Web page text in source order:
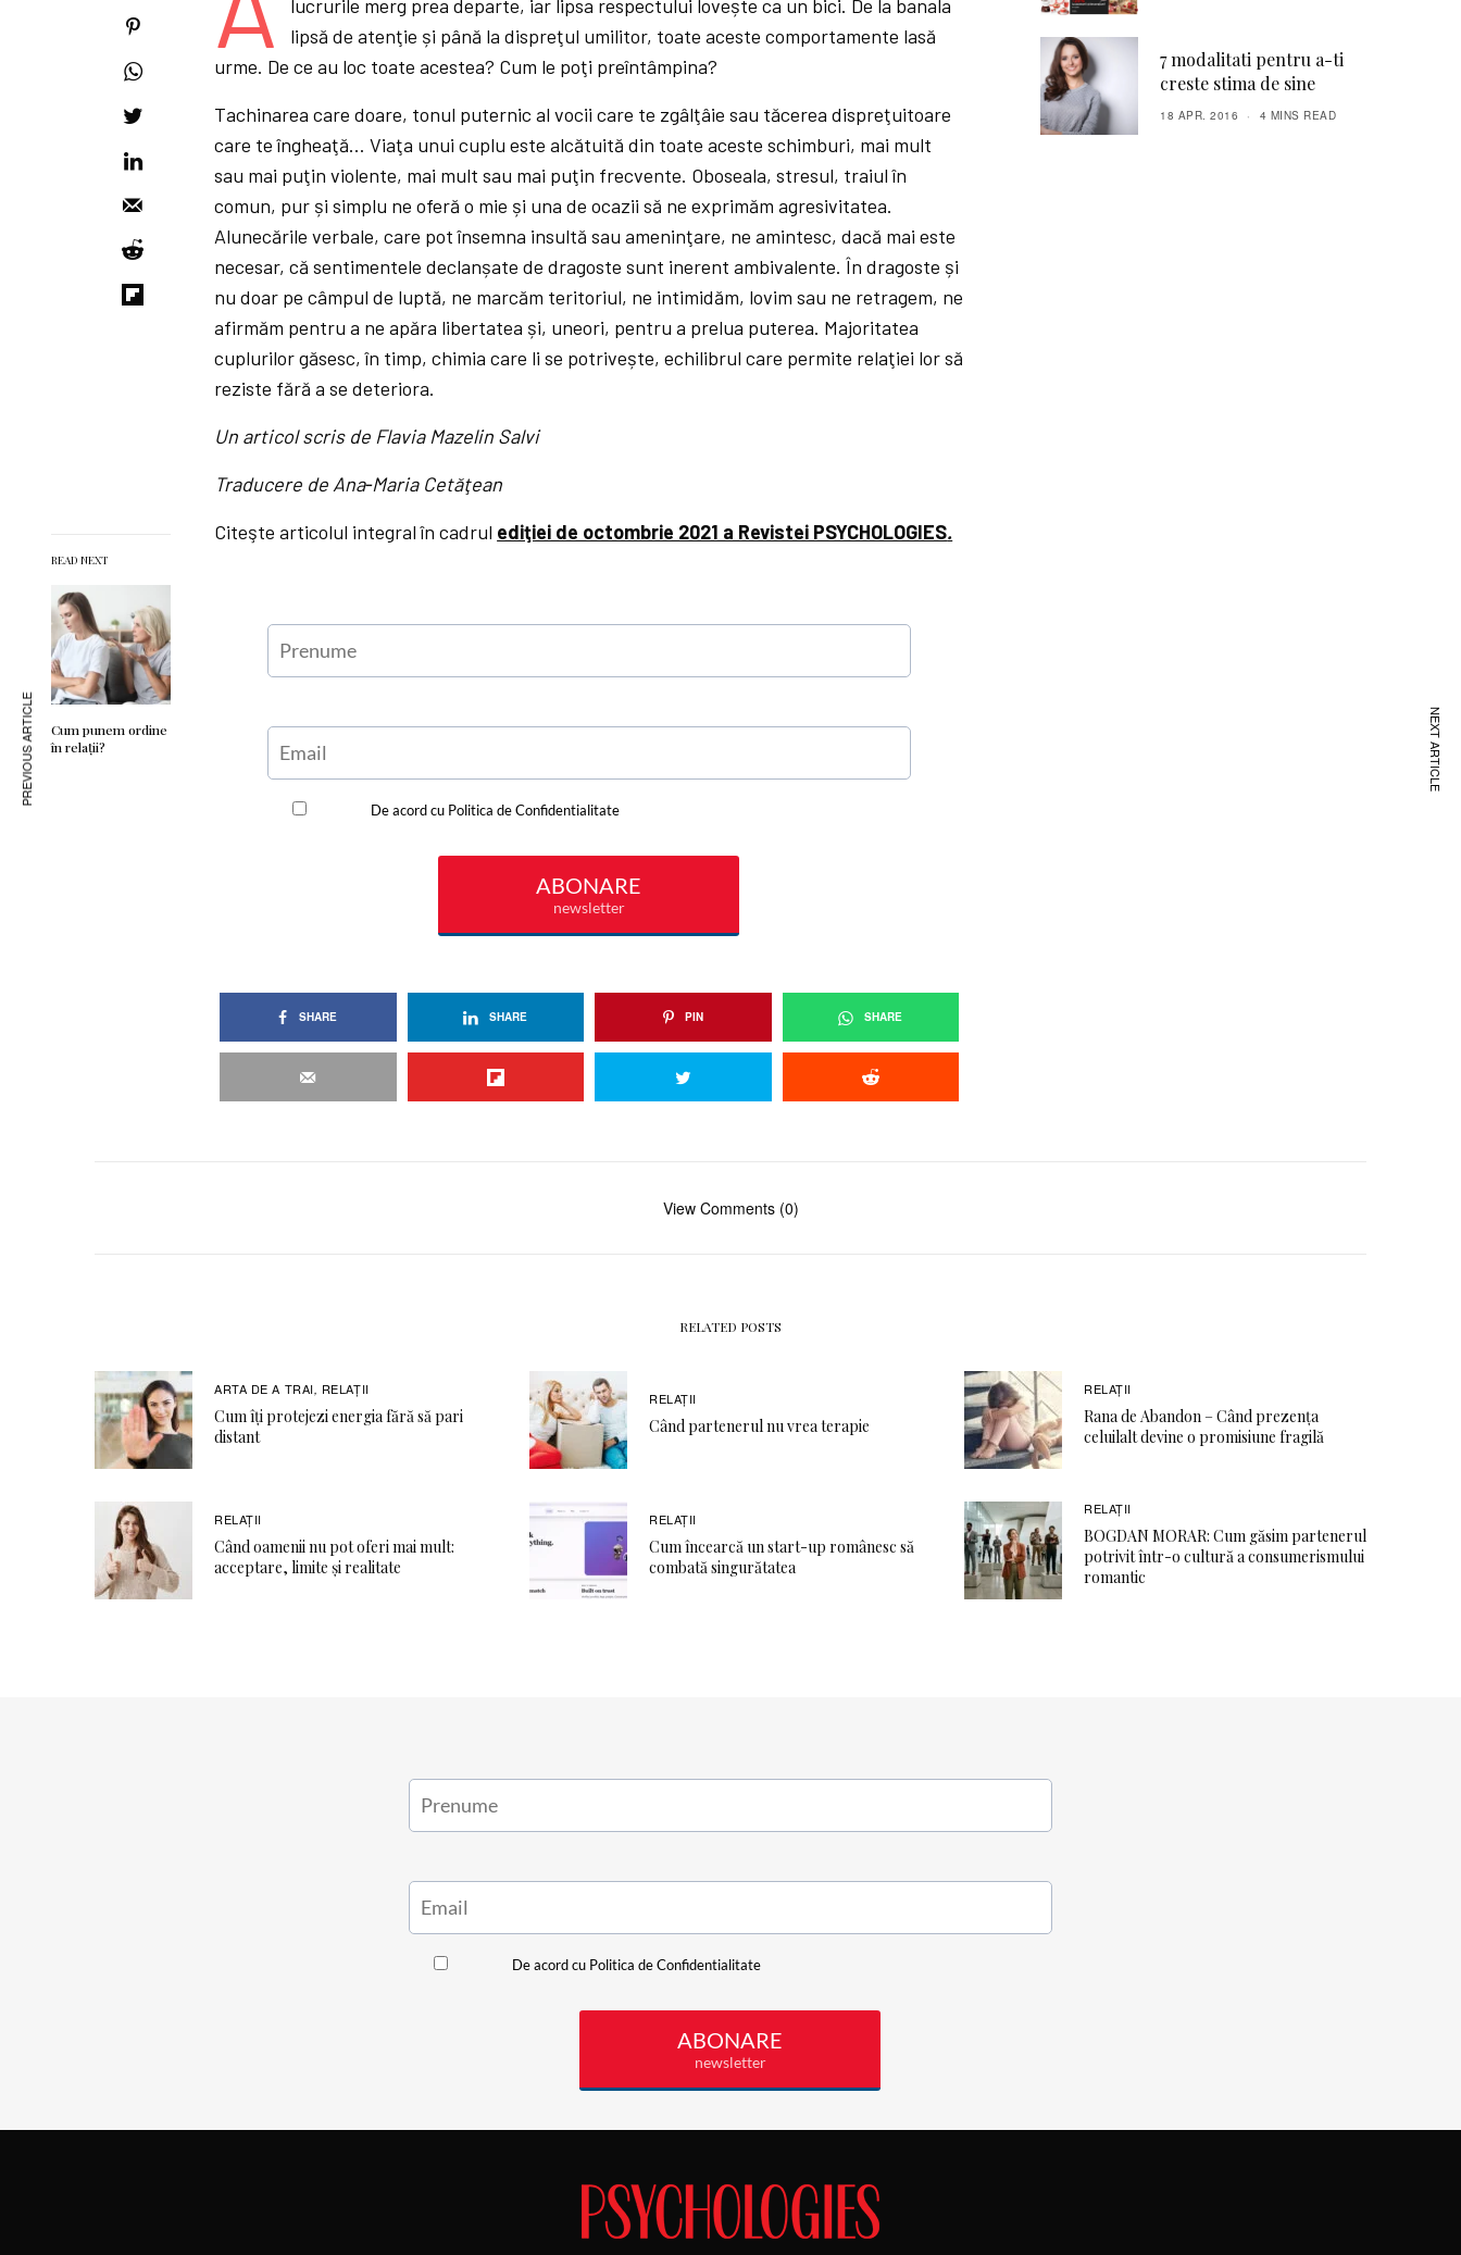
READ NEXT
Cum punem ordine
în relaţii?
lucrurile merg prea departe, iar lipsa respectului lovește ca un bici. De la banala
lipsă de atenţie și până la dispreţul umilitor, toate aceste comportamente lasă
urme. De ce au loc toate acestea? Cum le poţi preîntâmpina?
Tachinarea care doare, tonul puternic al vocii care te zgâlţâie sau tăcerea dispreţuitoare
care te îngheaţă… Viaţa unui cuplu este alcătuită din toate aceste schimburi, mai mult
sau mai puţin violente, mai mult sau mai puţin frecvente. Oboseala, stresul, traiul în
comun, pur și simplu ne oferă o mie și una de ocazii să ne exprimăm agresivitatea.
Alunecările verbale, care pot însemna insultă sau ameninţare, ne amintesc, dacă mai este
necesar, că sentimentele declanșate de dragoste sunt inerent ambivalente. În dragoste și
nu doar pe câmpul de luptă, ne marcăm teritoriul, ne intimidăm, lovim sau ne retragem, ne
afirmăm pentru a ne apăra libertatea și, uneori, pentru a prelua puterea. Majoritatea
cuplurilor găsesc, în timp, chimia care li se potrivește, echilibrul care permite relaţiei lor să
reziste fără a se deteriora.
Un articol scris de Flavia Mazelin Salvi
Traducere de Ana‑Maria Cetăţean
Citeşte articolul integral în cadrul ediţiei de octombrie 2021 a Revistei PSYCHOLOGIES.
SHARE SHARE PIN SHARE
7 modalitati pentru a-ti
creste stima de sine
18 APR. 2016 4 MINS READ
PREVIOUS ARTICLE NEXT ARTICLE
View Comments (0)
RELATED POSTS
ARTA DE A TRAI, RELAŢII
Cum îți protejezi energia fără să pari
distant
RELAŢII
Când partenerul nu vrea terapie
RELAŢII
Rana de Abandon – Când prezența
celuilalt devine o promisiune fragilă
RELAŢII
Când oamenii nu pot oferi mai mult:
acceptare, limite și realitate
RELAŢII
Cum încearcă un start-up românesc să
combată singurătatea
RELAŢII
BOGDAN MORAR: Cum găsim partenerul
potrivit într-o cultură a consumerismului
romantic